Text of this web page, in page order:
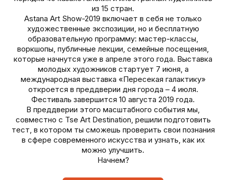
из 15 стран.
Astana Art Show-2019 включает в себя не только
художественные экспозиции, но и бесплатную
образовательную программу: мастер-классы,
воркшопы, публичные лекции, семейные посещения,
которые начнутся уже в апреле этого года. Выставка
молодых художников стартует 7 июня, а
международная выставка «Пересекая галактику»
откроется в преддверии дня города – 4 июля.
Фестиваль завершится 10 августа 2019 года.
В преддверии этого масштабного события мы,
совместно с Tse Art Destination , решили подготовить
тест, в котором ты сможешь проверить свои познания
в сфере современного искусства и узнать, как их
можно улучшить.
Начнем?